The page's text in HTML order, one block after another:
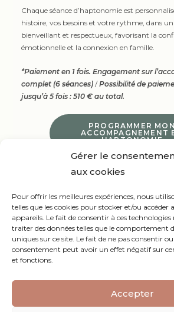
Gérer le
aux cookies
Pour offrir les meilleures expériences, nous
telles que les cookies pour stocker et/ou
appareils. Le fait de consentir à ces
traiter des données telles que le comportement
uniques sur ce site. Le fait de ne pas consentir
consentement peut avoir un effet négatif sur
et fonctions.
Accepter
Chaque séance d’haptonomie est
histoire, vos besoins et votre rythme, dans
bienveillant et respectueux, favorisant la
émotionnelle et la connexion en famille.
*Paiement en 1 fois. Engagement sur
complet (6 séances) /Possibilité de
jusqu’à 5 fois : 510 € au total.
PROGRAMMER MON
ACCOMPAGNEMENT
HAPTONOMIE
Bruges (Gironde)